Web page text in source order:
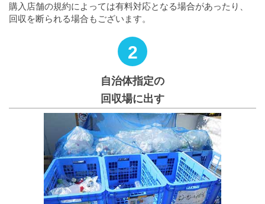
購入店舗の規約によっては有料対応となる場合があったり、
回収を断られる場合もございます。
2
自治体指定の
回収場に出す